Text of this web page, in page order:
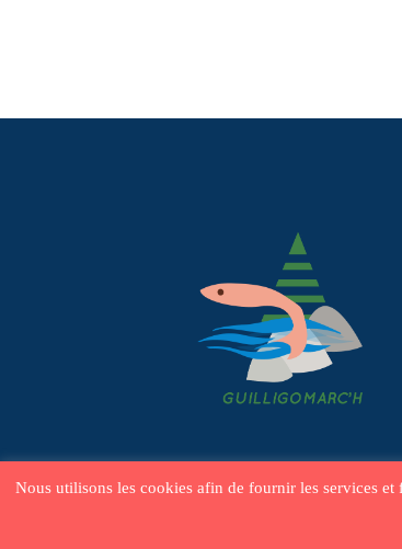
Nous utilisons les cookies afin de fournir les services et